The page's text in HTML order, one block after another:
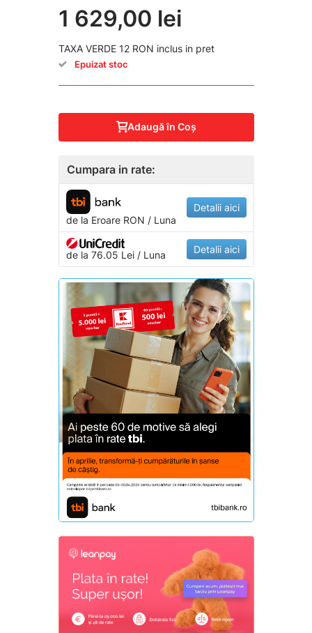
1 629,00 lei
TAXA VERDE 12 RON inclus in pret
Epuizat stoc
Adaugă în Coş
Cumpara in rate:
de la EroareRON / Luna
Detalii aici
de la 76.05 Lei / Luna Detalii aici